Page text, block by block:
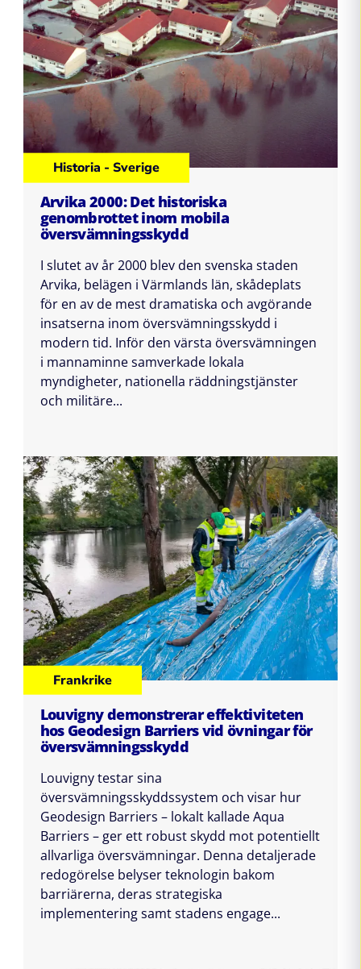
Historia - Sverige
Arvika 2000: Det historiska
genombrottet inom mobila
översvämningsskydd
I slutet av år 2000 blev den svenska staden
Arvika, belägen i Värmlands län, skådeplats
för en av de mest dramatiska och avgörande
insatserna inom översvämningsskydd i
modern tid. Inför den värsta översvämningen
i mannaminne samverkade lokala
myndigheter, nationella räddningstjänster
och militäre...
Frankrike
Louvigny demonstrerar effektiviteten
hos Geodesign Barriers vid övningar för
översvämningsskydd
Louvigny testar sina
översvämningsskyddssystem och visar hur
Geodesign Barriers – lokalt kallade Aqua
Barriers – ger ett robust skydd mot potentiellt
allvarliga översvämningar. Denna detaljerade
redogörelse belyser teknologin bakom
barriärerna, deras strategiska
implementering samt stadens engage...